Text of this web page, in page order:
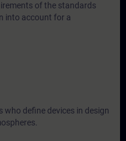
of the standards
into account for a
define devices in design